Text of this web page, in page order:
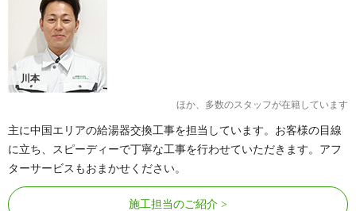
川本
ほか、多数のスタッフが在籍しています
主に中国エリアの給湯器交換工事を担当しています。お客様の目線
に立ち、スピーディーで丁寧な工事を行わせていただきます。アフ
ターサービスもおまかせください。
施工担当のご紹介